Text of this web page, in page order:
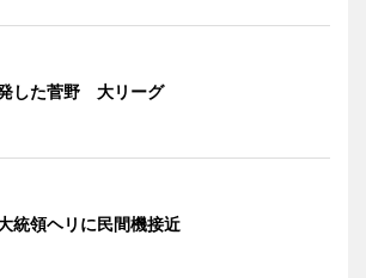
した菅野 大リーグ
統領ヘリに民間機接近